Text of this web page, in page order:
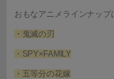
おもなアニメラインナップ
・鬼滅の刃
・SPY×FAMILY
・五等分の花嫁